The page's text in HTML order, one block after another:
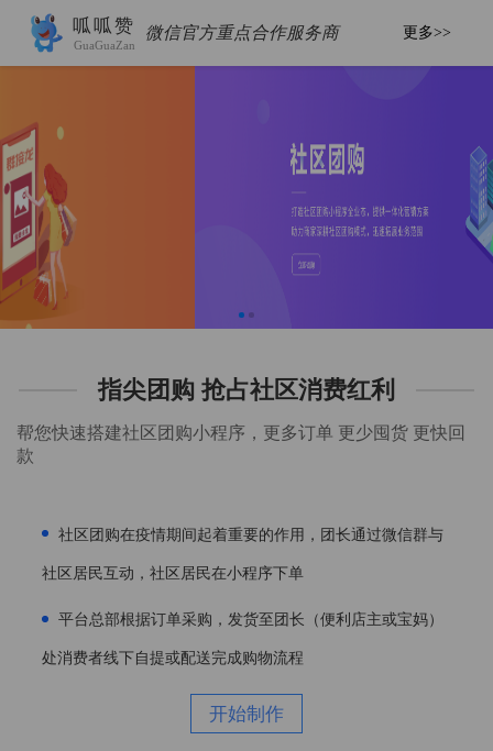
呱呱赞
GuaGuaZan
微信官方重点合作服务商 更多>>
指尖团购 抢占社区消费红利
帮您快速搭建社区团购小程序，更多订单 更少囤货 更快回
款
社区团购在疫情期间起着重要的作用，团长通过微信群与
社区居民互动，社区居民在小程序下单
平台总部根据订单采购，发货至团长（便利店主或宝妈）
处消费者线下自提或配送完成购物流程
开始制作